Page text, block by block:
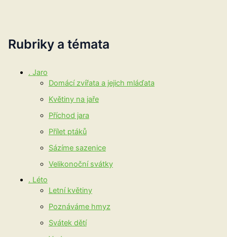
Rubriky a témata
. Jaro
Domácí zvířata a jejich mláďata
Květiny na jaře
Příchod jara
Přílet ptáků
Sázíme sazenice
Velikonoční svátky
. Léto
Letní květiny
Poznáváme hmyz
Svátek dětí